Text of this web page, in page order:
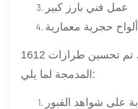
عمل فني بارز كبير
ألواح حجرية معمارية
وفي الوقت نفسه، تم تحسين طرازات 1612T-1D
المدمجة لما يلي:
على شواهد القبور